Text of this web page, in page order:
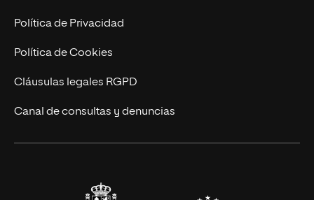
Postgrados
Cursos Universitarios
Trabaja en UNIR
Actualidad
UNIR Revista
Eventos
Política de Privacidad
Política de Cookies
Cláusulas legales RGPD
Canal de consultas y denuncias